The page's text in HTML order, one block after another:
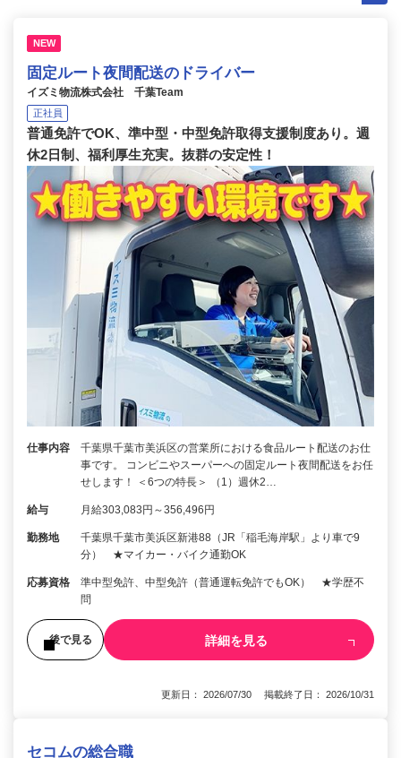
NEW
固定ルート夜間配送のドライバー
イズミ物流株式会社 千葉Team
正社員
普通免許でOK、準中型・中型免許取得支援制度あり。週
休2日制、福利厚生充実。抜群の安定性！
仕事内容
千葉県千葉市美浜区の営業所における食品ルート配送のお仕
事です。 コンビニやスーパーへの固定ルート夜間配送をお任
せします！ ＜6つの特長＞ （1）週休2…
給与 月給303,083円～356,496円
勤務地
千葉県千葉市美浜区新港88（JR「稲毛海岸駅」より車で9
分） ★マイカー・バイク通勤OK
応募資格
準中型免許、中型免許（普通運転免許でもOK） ★学歴不
問
後で見る 詳細を見る
更新日： 2026/07/30 掲載終了日： 2026/10/31
セコムの総合職